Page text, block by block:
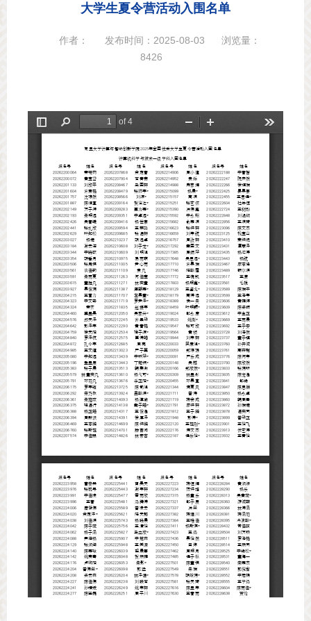
大学生夏令营活动入围名单
作者： 发布时间：2025-08-03
浏览量：
8426